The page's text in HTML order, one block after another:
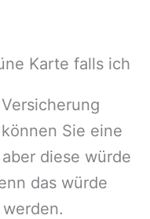
Karte falls ich
Sie eine
diese würde
das würde